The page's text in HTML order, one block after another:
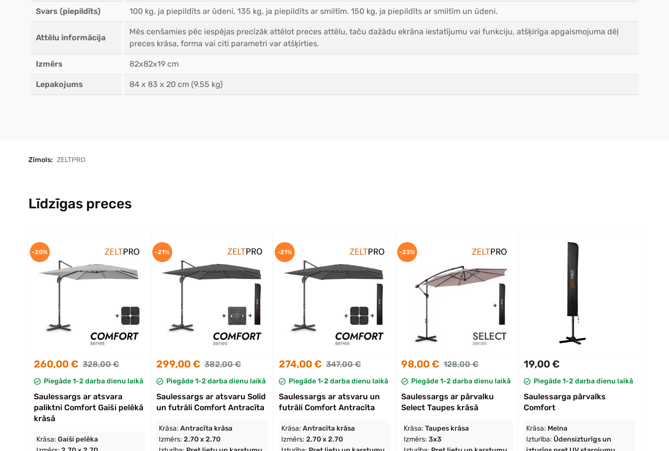
Svars (piepildīts) 100 kg, ja piepildīts ar ūdeni, 135 kg, ja piepildīts ar smiltīm. 150 kg, ja piepildīts ar smiltīm un ūdeni.
Attēlu informācija
Mēs cenšamies pēc iespējas precīzāk attēlot preces attēlu, taču dažādu ekrāna iestatījumu vai funkciju, atšķirīga apgaismojuma dēļ
preces krāsa, forma vai citi parametri var atšķirties.
Izmērs 82x82x19 cm
Lepakojums 84 x 83 x 20 cm (9.55 kg)
Zīmols: ZELTPRO
Līdzīgas preces
260,00 € 328,00 €
Piegāde 1-2 darba dienu laikā
Saulessargs ar atsvara
paliktni Comfort Gaiši pelēkā
krāsā
Krāsa: Gaiši pelēka
-20%
299,00 € 382,00 €
Piegāde 1-2 darba dienu laikā
Saulessargs ar atsvaru Solid
un futrāli Comfort Antracīta
Krāsa: Antracīta krāsa
Izmērs: 2.70 x 2.70
-21%
274,00 € 347,00 €
Piegāde 1-2 darba dienu laikā
Saulessargs ar atsvaru un
futrāli Comfort Antracīta
Krāsa: Antracīta krāsa
Izmērs: 2.70 x 2.70
-21%
98,00 € 128,00 €
Piegāde 1-2 darba dienu laikā
Saulessargs ar pārvalku
Select Taupes krāsā
Krāsa: Taupes krāsa
Izmērs: 3x3
-23%
19,00 €
Piegāde 1-2 darba dienu laikā
Saulessarga pārvalks
Comfort
Krāsa: Melna
Izturība: Ūdensizturīgs un